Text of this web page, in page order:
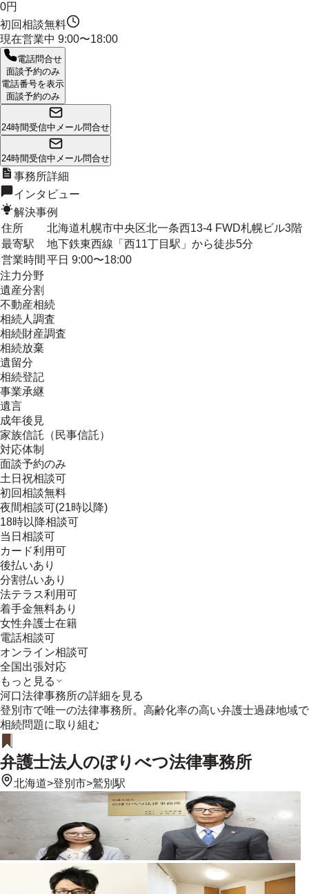
0円
初回相談無料
現在営業中 9:00〜18:00
電話問合せ
面談予約のみ
電話番号を表示
面談予約のみ
24時間受信中 メール問合せ
24時間受信中 メール問合せ
事務所詳細
インタビュー
解決事例
住所
北海道札幌市中央区北一条西13-4 FWD札幌ビル3階
最寄駅
地下鉄東西線「西11丁目駅」から徒歩5分
営業時間 平日 9:00〜18:00
注力分野
遺産分割
不動産相続
相続人調査
相続財産調査
相続放棄
遺留分
相続登記
事業承継
遺言
成年後見
家族信託（民事信託）
対応体制
面談予約のみ
土日祝相談可
初回相談無料
夜間相談可(21時以降)
18時以降相談可
当日相談可
カード利用可
後払いあり
分割払いあり
法テラス利用可
着手金無料あり
女性弁護士在籍
電話相談可
オンライン相談可
全国出張対応
もっと見る
河口法律事務所の詳細を見る
登別市で唯一の法律事務所。高齢化率の高い弁護士過疎地域で
相続問題に取り組む
弁護士法人のぼりべつ法律事務所
北海道>登別市>鷲別駅